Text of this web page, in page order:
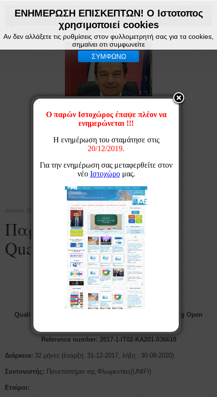
Περιφερειακή Διεύθυνση Α βάθμιας & Β
ΕΝΗΜΕΡΩΣΗ ΕΠΙΣΚΕΠΤΩΝ! Ο Ιστοτοπος
χρησιμοποιεί cookies
Αν δεν αλλάξετε τις ρυθμίσεις στον φυλλομετρητή σας για τα cookies,
σημαίνει οτι συμφωνείτε
ΣΥΜΦΩΝΩ
Περιφερειακός Διευθυντής
Βιογραφικό Γεωργίου Κόσυβα
Χαιρετισμός για την ανάληψη των καθηκόντων
Χαιρετισμός για την νέα Σχολική Χρονιά
Δευτέρα, 02 Απριλίου 2018 13:32
Παρουσίαση του
QuaMMELOT
ERASMUS+-KA2/Innovation
QUAMMELOT
Qualification for Minor Migrants Education and Learning Open
Reference number: 2017-1-IT02-KA201-036610
Διάρκεια: 32 μήνες (έναρξη: 31-12-2017, λήξη : 30-08-2020)
Συντονιστής: Πανεπιστήμιο της Φλωρεντίας(UNIFI)
Εταίροι: